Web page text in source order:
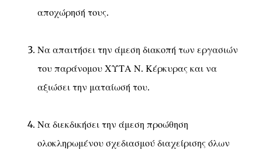
αποχώρησή τους.
Να απαιτήσει την άμεση διακοπή των εργασιών
του παράνομου ΧΥΤΑ Ν. Κέρκυρας και να
αξιώσει την ματαίωσή του.
Να διεκδικήσει την άμεση προώθηση
ολοκληρωμένου σχεδιασμού διαχείρισης όλων